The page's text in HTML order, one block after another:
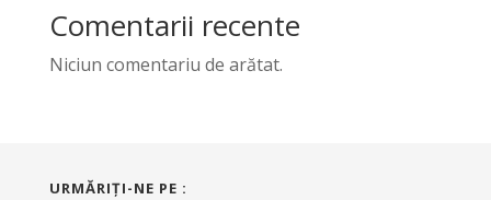
Comentarii recente
Niciun comentariu de arătat.
URMĂRIŢI-NE PE :